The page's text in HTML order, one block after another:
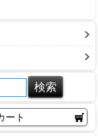
ート